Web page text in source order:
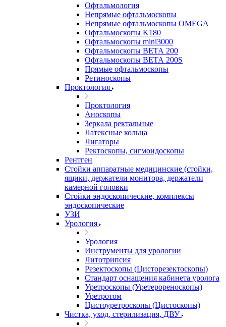
Офтальмология
Непрямые офтальмоскопы
Непрямые офтальмоскопы OMEGA
Офтальмоскопы K180
Офтальмоскопы mini3000
Офтальмоскопы ВЕТА 200
Офтальмоскопы ВЕТА 200S
Прямые офтальмоскопы
Ретиноскопы
Проктология
Проктология
Аноскопы
Зеркала ректальные
Латексные кольца
Лигаторы
Ректоскопы, сигмоидоскопы
Рентген
Стойки аппаратные медицинские (стойки,
ящики, держатели монитора, держатели
камерной головки
Стойки эндоскопические, комплексы
эндоскопические
УЗИ
Урология
Урология
Инструменты для урологии
Литотрипсия
Резектоскопы (Цисторезектоскопы)
Стандарт оснащения кабинета уролога
Уретроскопы (Уретерореноскопы)
Уретротом
Цистоуретроскопы (Цистоскопы)
Чистка, уход, стерилизация, ДВУ